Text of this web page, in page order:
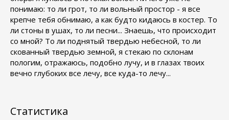
понимаю: то ли грот, то ли вольный простор - я все
крепче тебя обнимаю, а как будто кидаюсь в костер. То
ли стоны в ушах, то ли песни... Знаешь, что происходит
со мной? То ли поднятый твердью небесной, то ли
скованный твердью земной, я стекаю по склонам
пологим, отражаюсь, подобно лучу, и в глазах твоих
вечно глубоких все лечу, все куда-то лечу...
Статистика